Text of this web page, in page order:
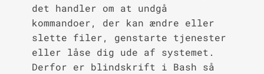
det handler om at undgå
kommandoer, der kan ændre eller
slette filer, genstarte tjenester
eller låse dig ude af systemet.
Derfor er blindskrift i Bash så